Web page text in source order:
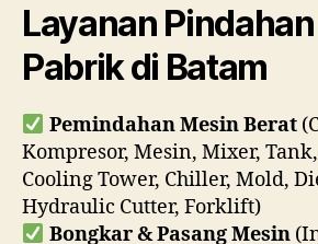
Layanan
Pabrik di Batam
Pemindahan Mesin Berat
Kompresor, Mesin, Mixer,
Cooling Tower, Chiller, Mold,
Hydraulic Cutter, Forklift)
Bongkar & Pasang Mesin